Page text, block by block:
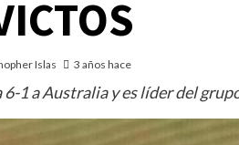
Islas 3 años hace
1 a Australia y es líder del